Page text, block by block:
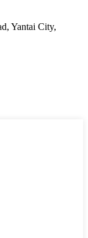
Yantai City,